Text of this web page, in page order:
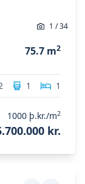
1 /34
75.7 m2
1 1
1000 þ.kr./m2
kr.